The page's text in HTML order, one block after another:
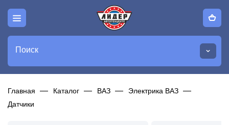
Поиск
Главная Каталог ВАЗ
Электрика ВАЗ
Датчики